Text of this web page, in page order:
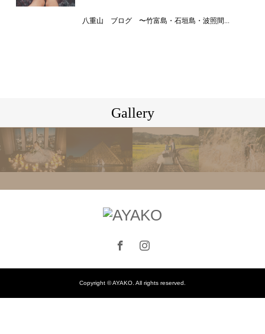
八重山 ブログ 〜竹富島・石垣島・波照間...
Gallery
Copyright © AYAKO. All rights reserved.